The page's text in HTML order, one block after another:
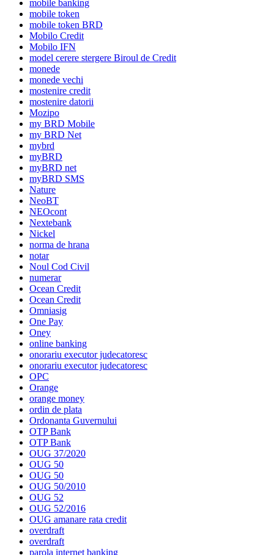
mobile banking
mobile token
mobile token BRD
Mobilo Credit
Mobilo IFN
model cerere stergere Biroul de Credit
monede
monede vechi
mostenire credit
mostenire datorii
Mozipo
my BRD Mobile
my BRD Net
mybrd
myBRD
myBRD net
myBRD SMS
Nature
NeoBT
NEOcont
Nextebank
Nickel
norma de hrana
notar
Noul Cod Civil
numerar
Ocean Credit
Ocean Credit
Omniasig
One Pay
Oney
online banking
onorariu executor judecatoresc
onorariu executor judecatoresc
OPC
Orange
orange money
ordin de plata
Ordonanta Guvernului
OTP Bank
OTP Bank
OUG 37/2020
OUG 50
OUG 50
OUG 50/2010
OUG 52
OUG 52/2016
OUG amanare rata credit
overdraft
overdraft
parola internet banking